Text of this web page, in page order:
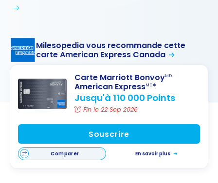
Milesopedia vous recommande cette
carte American Express Canada
Carte Marriott BonvoyMD
American ExpressMD*
Jusqu'à 110 000 Points
Fin le 22 Sep 2026
Souscrire
Comparer En savoir plus